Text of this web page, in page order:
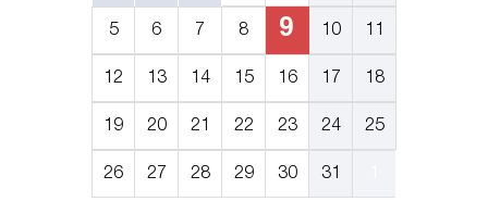
5 6 7 8 9 10 11
12 13 14 15 16 17 18
19 20 21 22 23 24 25
26 27 28 29 30 31